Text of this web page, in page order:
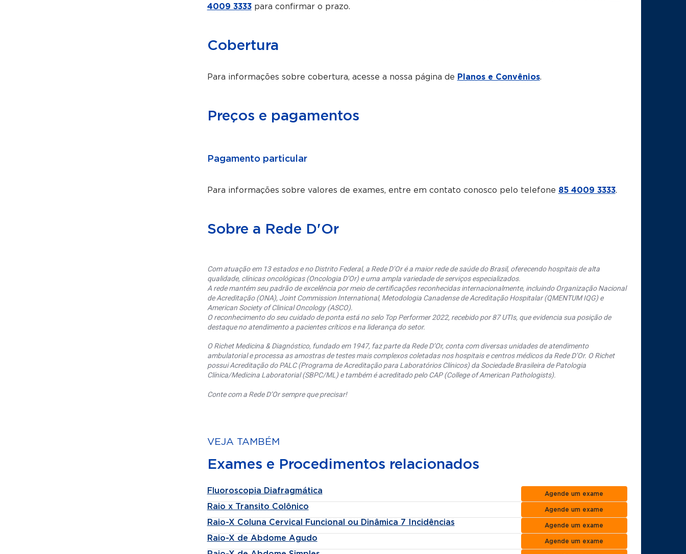
4009 3333para confirmar o prazo.
Cobertura
Para informações sobre cobertura, acesse a nossa página de Planos e Convênios.
Preços e pagamentos
Pagamento particular
Para informações sobre valores de exames, entre em contato conosco pelo telefone 85 4009 3333.
Sobre a Rede D'Or
Com atuação em 13 estados e no Distrito Federal, a Rede D’Or é a maior rede de saúde do Brasil, oferecendo hospitais de alta
qualidade, clínicas oncológicas (Oncologia D’Or) e uma ampla variedade de serviços especializados.
A rede mantém seu padrão de excelência por meio de certificações reconhecidas internacionalmente, incluindo Organização Nacional
de Acreditação (ONA), Joint Commission International, Metodologia Canadense de Acreditação Hospitalar (QMENTUM IQG) e
American Society of Clinical Oncology (ASCO).
O reconhecimento do seu cuidado de ponta está no selo Top Performer 2022, recebido por 87 UTIs, que evidencia sua posição de
destaque no atendimento a pacientes críticos e na liderança do setor.
O Richet Medicina & Diagnóstico, fundado em 1947, faz parte da Rede D’Or, conta com diversas unidades de atendimento
ambulatorial e processa as amostras de testes mais complexos coletadas nos hospitais e centros médicos da Rede D’Or. O Richet
possui Acreditação do PALC (Programa de Acreditação para Laboratórios Clínicos) da Sociedade Brasileira de Patologia
Clínica/Medicina Laboratorial (SBPC/ML) e também é acreditado pelo CAP (College of American Pathologists).
Conte com a Rede D’Or sempre que precisar!
VEJA TAMBÉM
Exames e Procedimentos relacionados
Fluoroscopia Diafragmática Agende um exame
Raio x Transito Colônico Agende um exame
Raio-X Coluna Cervical Funcional ou Dinâmica 7 Incidências Agende um exame
Raio-X de Abdome Agudo Agende um exame